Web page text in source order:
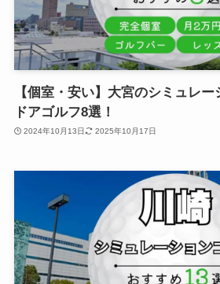
【個室・安い】大宮のシミュレ
ドアゴルフ8選！
2024年10月13日 2025年10月17日